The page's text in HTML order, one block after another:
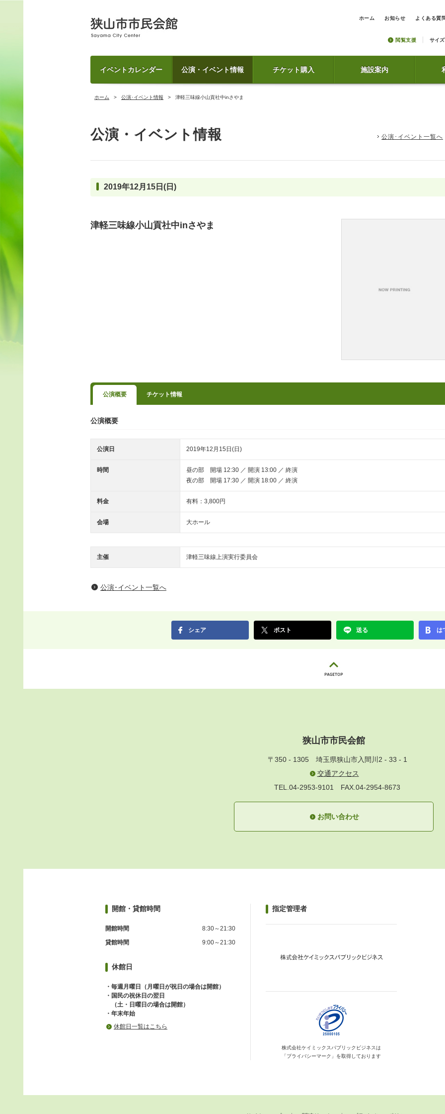
ホーム お知らせ よくある質
閲覧支援 サイズ
イベントカレンダー 公演・イベント情報 チケット購入 施設案内
ホーム 公演･イベント情報 津軽三味線小山貢社中inさやま
公演・イベント情報 公演･イベント一覧へ
2019年12月15日(日)
津軽三味線小山貢社中inさやま
公演概要 チケット情報
公演概要
公演日 2019年12月15日(日)
時間
昼の部 開場 12:30 ／ 開演 13:00 ／ 終演
夜の部 開場 17:30 ／ 開演 18:00 ／ 終演
料金 有料：3,800円
会場 大ホール
主催 津軽三味線上演実行委員会
公演･イベント一覧へ
シェア ポスト 送る は
狭山市市民会館
〒350 - 1305 埼玉県狭山市入間川2 - 33 - 1
交通アクセス
TEL.04-2953-9101 FAX.04-2954-8673
お問い合わせ
開館・貸館時間
開館時間
8:30～21:30
貸館時間
9:00～21:30
休館日
・毎週月曜日（月曜日が祝日の場合は開館）
・国民の祝休日の翌日
（土・日曜日の場合は開館）
・年末年始
休館日一覧はこちら
指定管理者
株式会社ケイミックスパブリックビジネスは
「プライバシーマーク」を取得しております